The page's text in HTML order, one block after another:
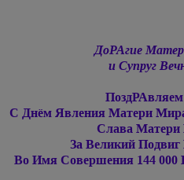
ДоРАгие
и Супруг
С Днём Явления Матери
Слава
За Великий
Во Имя Совершения 144 000